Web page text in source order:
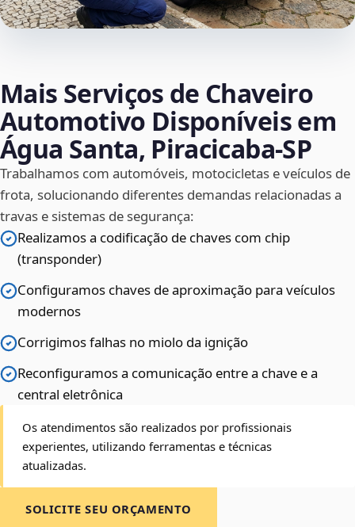
Mais Serviços de Chaveiro
Automotivo Disponíveis em
Água Santa, Piracicaba‑SP
Trabalhamos com automóveis, motocicletas e veículos de
frota, solucionando diferentes demandas relacionadas a
travas e sistemas de segurança:
Realizamos a codificação de chaves com chip
(transponder)
Configuramos chaves de aproximação para veículos
modernos
Corrigimos falhas no miolo da ignição
Reconfiguramos a comunicação entre a chave e a
central eletrônica
Os atendimentos são realizados por profissionais
experientes, utilizando ferramentas e técnicas
atualizadas.
SOLICITE SEU ORÇAMENTO